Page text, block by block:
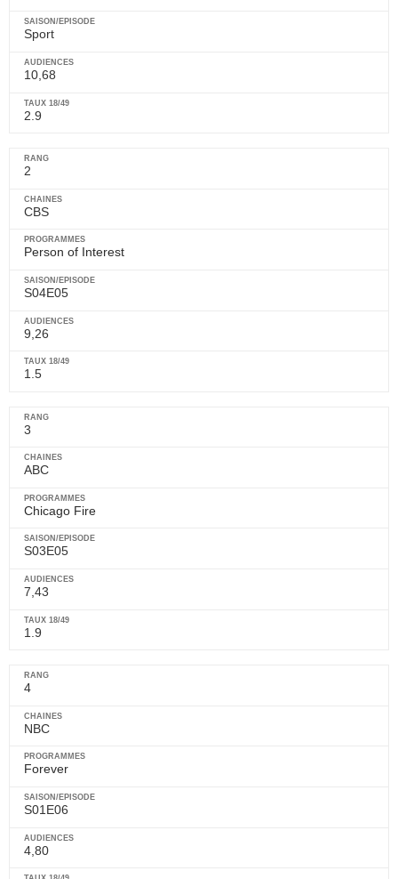
Sport
10,68
2.9
2
CBS
Person of Interest
S04E05
9,26
1.5
3
ABC
Chicago Fire
S03E05
7,43
1.9
4
NBC
Forever
S01E06
4,80